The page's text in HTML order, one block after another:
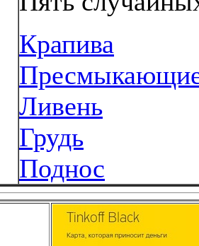
Крапива
Ливень
Грудь
Поднос